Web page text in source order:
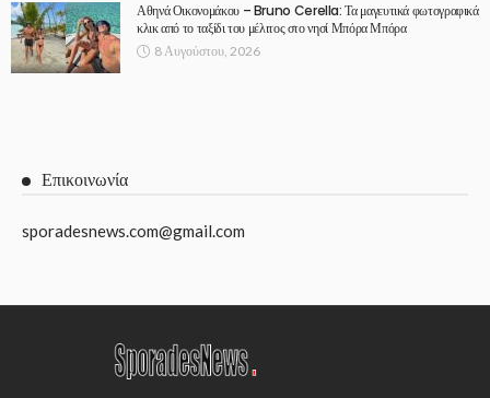
Αθηνά Οικονομάκου – Bruno Cerella: Τα μαγευτικά φωτογραφικά
κλικ από το ταξίδι του μέλιτος στο νησί Μπόρα Μπόρα
8 Αυγούστου, 2026
Επικοινωνία
sporadesnews.com@gmail.com